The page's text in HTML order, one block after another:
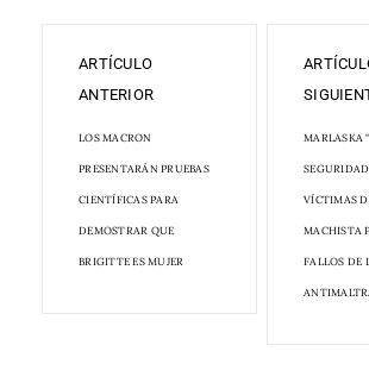
ARTÍCULO
ANTERIOR
LOS MACRON
PRESENTARÁN PRUEBAS
CIENTÍFICAS PARA
DEMOSTRAR QUE
BRIGITTE ES MUJER
MARLASKA
VÍCTIMAS
MACHISTA
FALLOS DE